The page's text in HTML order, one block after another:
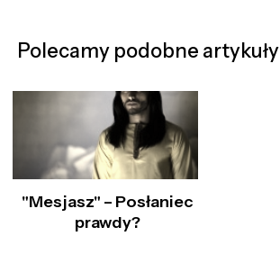
Polecamy podobne artykuły
"Mesjasz" – Posłaniec
prawdy?